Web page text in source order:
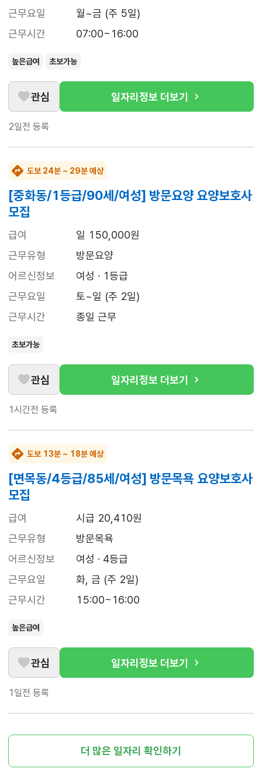
근무요일
월~금 (주 5일)
근무시간
07:00~16:00
높은급여 초보가능
관심 일자리정보 더보기
2일전 등록
도보 24분 ~ 29분 예상
[중화동/1등급/90세/여성] 방문요양 요양보호사
모집
급여
일 150,000원
근무유형
방문요양
어르신정보
여성 · 1등급
근무요일
토~일 (주 2일)
근무시간
종일 근무
초보가능
관심 일자리정보 더보기
1시간전 등록
도보 13분 ~ 18분 예상
[면목동/4등급/85세/여성] 방문목욕 요양보호사
모집
급여
시급 20,410원
근무유형
방문목욕
어르신정보
여성 · 4등급
근무요일
화, 금 (주 2일)
근무시간
15:00~16:00
높은급여
관심 일자리정보 더보기
1일전 등록
더 많은 일자리 확인하기